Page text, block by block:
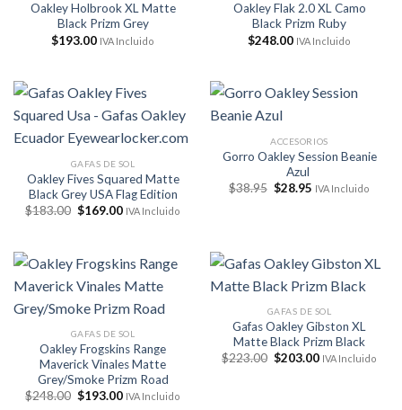
Oakley Holbrook XL Matte
Black Prizm Grey
$193.00 IVA Incluido
Oakley Flak 2.0 XL Camo
Black Prizm Ruby
$248.00 IVA Incluido
GAFAS DE SOL
Oakley Fives Squared Matte
Black Grey USA Flag Edition
$183.00 El
$183.00.
$169.00El
$169.00.
IVA Incluido
ACCESORIOS
Gorro Oakley Session Beanie
Azul
$38.95 El
$28.95 El
IVA Incluido
GAFAS DE SOL
Oakley Frogskins Range
Maverick Vinales Matte
Grey/Smoke Prizm Road
$248.00 El
$193.00ElIVA Incluido
GAFAS DE SOL
Gafas Oakley Gibston XL
Matte Black Prizm Black
$223.00 El
$203.00ElIVA Incluido